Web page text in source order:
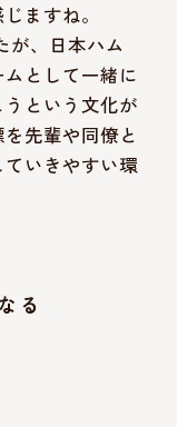
ますね。
が、日本ハム
として一緒に
という文化が
先輩や同僚と
いきやすい環
る